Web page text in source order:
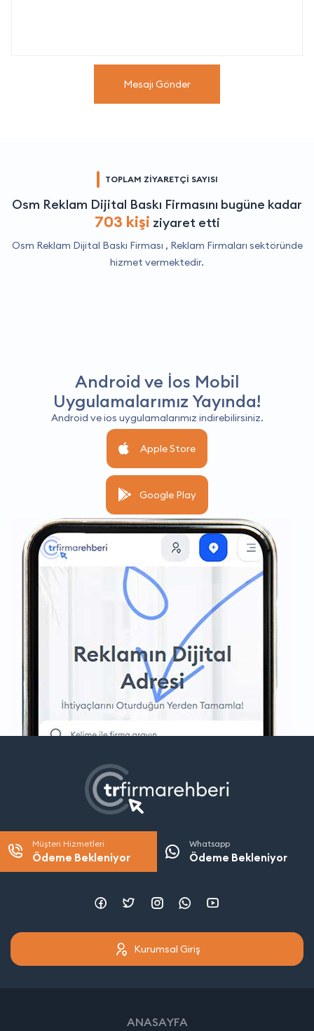
Mesajı Gönder
TOPLAM ZİYARETÇİ SAYISI
Osm Reklam Dijital Baskı Firmasını bugüne kadar
703 kişi ziyaret etti
Osm Reklam Dijital Baskı Firması , Reklam Firmaları sektöründe
hizmet vermektedir.
Android ve İos Mobil
Uygulamalarımız Yayında!
Android ve ios uygulamalarımız indirebilirsiniz.
Apple Store
Google Play
Müşteri Hizmetleri
Ödeme Bekleniyor
Whatsapp
Ödeme Bekleniyor
Kurumsal Giriş
ANASAYFA